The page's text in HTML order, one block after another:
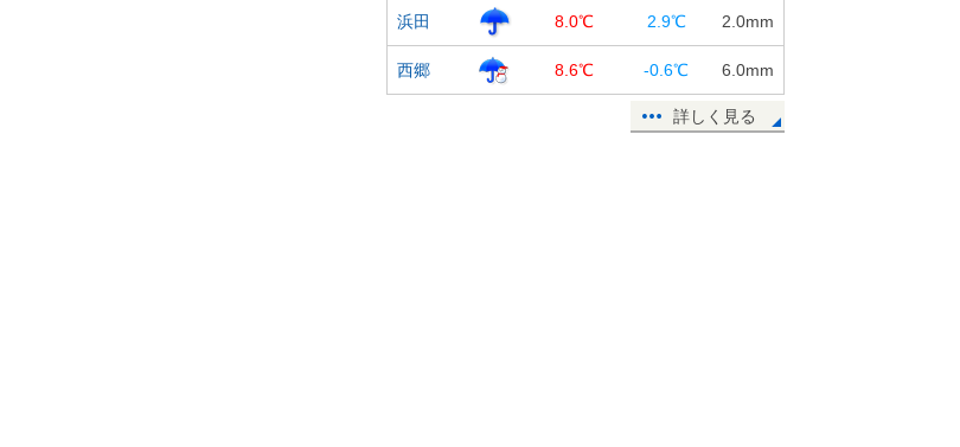
浜田 8.0℃ 2.9℃ 2.0mm
西郷 8.6℃ -0.6℃ 6.0mm
詳しく見る